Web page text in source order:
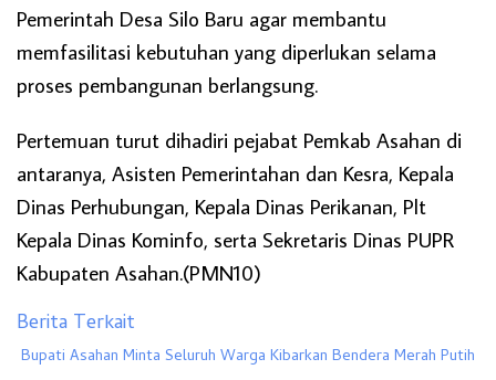
Pemerintah Desa Silo Baru agar membantu
memfasilitasi kebutuhan yang diperlukan selama
proses pembangunan berlangsung.
Pertemuan turut dihadiri pejabat Pemkab Asahan di
antaranya, Asisten Pemerintahan dan Kesra, Kepala
Dinas Perhubungan, Kepala Dinas Perikanan, Plt
Kepala Dinas Kominfo, serta Sekretaris Dinas PUPR
Kabupaten Asahan.(PMN10)
Berita Terkait
Bupati Asahan Minta Seluruh Warga Kibarkan Bendera Merah Putih